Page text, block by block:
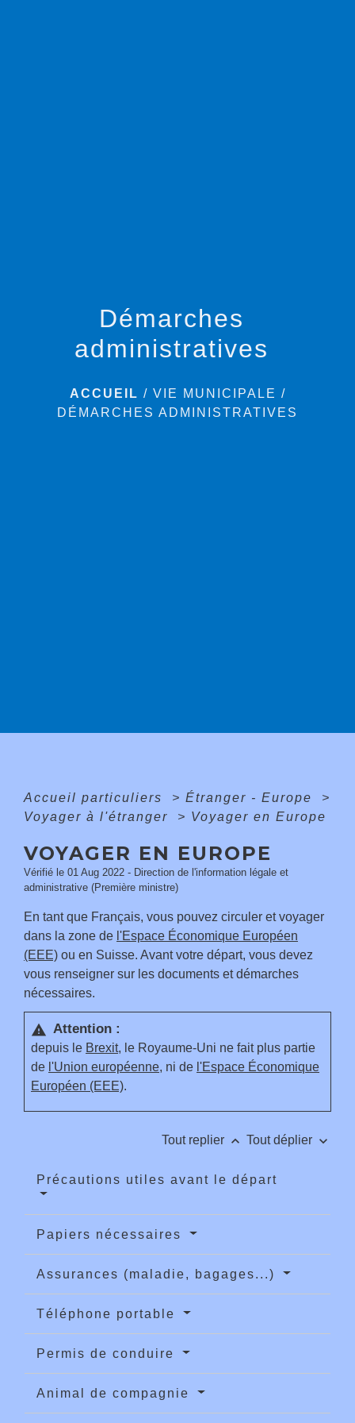
Démarches
administratives
ACCUEIL / VIE MUNICIPALE /
DÉMARCHES ADMINISTRATIVES
Accueil particuliers > Étranger - Europe
>
Voyager à l'étranger
> Voyager en Europe
VOYAGER EN EUROPE
Vérifié le 01 Aug 2022 - Direction de l'information légale et
administrative (Première ministre)
En tant que Français, vous pouvez circuler et voyager
dans la zone de l'Espace Économique Européen
(EEE) ou en Suisse. Avant votre départ, vous devez
vous renseigner sur les documents et démarches
nécessaires.
warning Attention :
depuis le Brexit, le Royaume-Uni ne fait plus partie
de l'Union européenne, ni de l'Espace Économique
Européen (EEE).
Tout replier keyboard_arrow_up Tout déplier keyboard_arrow_down
Précautions utiles avant le départ
Papiers nécessaires
Assurances (maladie, bagages...)
Téléphone portable
Permis de conduire
Animal de compagnie